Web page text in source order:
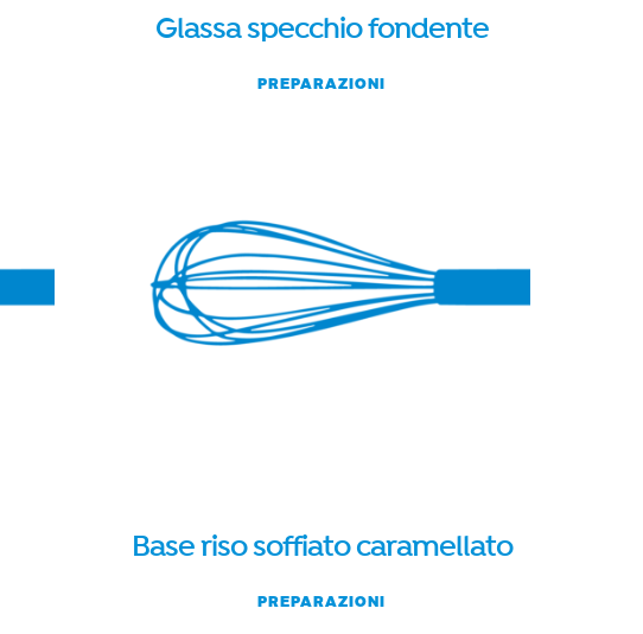
Glassa specchio fondente
PREPARAZIONI
Base riso soffiato caramellato
PREPARAZIONI